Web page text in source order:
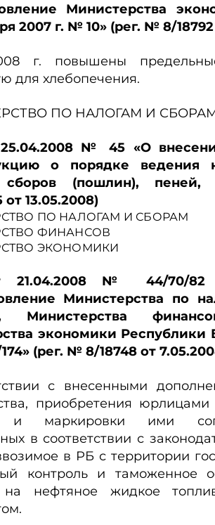
Министерства
2007 г. № 10» (рег. № 8/
г. повышены
для хлебопечения.
ПО НАЛОГАМ И
№ 45 «О
о порядке ведения
сборов (пошлин), пеней,
13.05.2008)
ПО НАЛОГАМ И СБОРАМ
ФИНАНСОВ
ЭКОНОМИКИ
21.04.2008 № 44/70/82
Министерства по
Министерства
экономики Республики
(рег. № 8/18748 от
с внесенными
приобретения
и маркировки ими
в соответствии с
в РБ с территории
контроль и таможенное
нефтяное жидкое